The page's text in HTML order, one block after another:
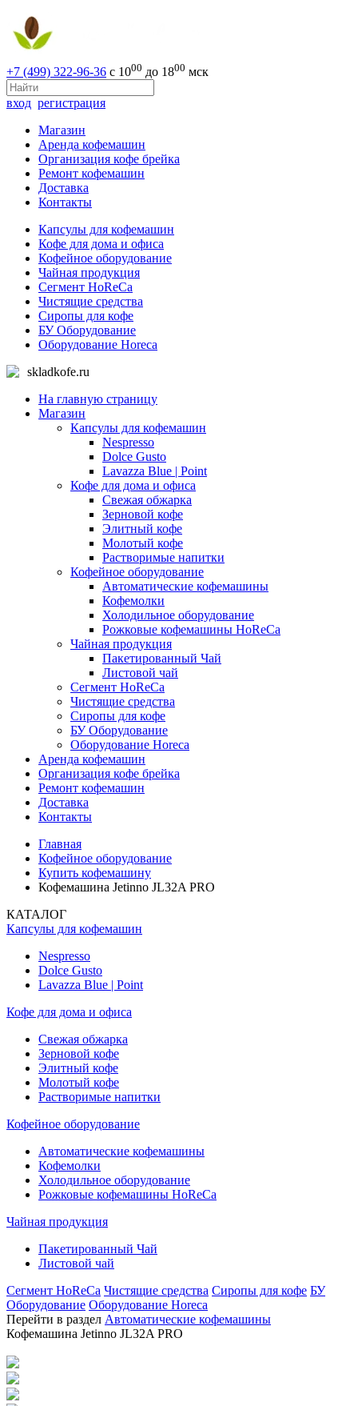
+7 (499) 322-96-36 с 1000 до 1800 мск
вход регистрация
Магазин
Аренда кофемашин
Организация кофе брейка
Ремонт кофемашин
Доставка
Контакты
Капсулы для кофемашин
Кофе для дома и офиса
Кофейное оборудование
Чайная продукция
Сегмент HoReCa
Чистящие средства
Сиропы для кофе
БУ Оборудование
Оборудование Horeca
skladkofe.ru
На главную страницу
Магазин
Капсулы для кофемашин
Nespresso
Dolce Gusto
Lavazza Blue | Point
Кофе для дома и офиса
Свежая обжарка
Зерновой кофе
Элитный кофе
Молотый кофе
Растворимые напитки
Кофейное оборудование
Автоматические кофемашины
Кофемолки
Холодильное оборудование
Рожковые кофемашины HoReCa
Чайная продукция
Пакетированный Чай
Листовой чай
Сегмент HoReCa
Чистящие средства
Сиропы для кофе
БУ Оборудование
Оборудование Horeca
Аренда кофемашин
Организация кофе брейка
Ремонт кофемашин
Доставка
Контакты
Главная
Кофейное оборудование
Купить кофемашину
Кофемашина Jetinno JL32A PRO
КАТАЛОГ
Капсулы для кофемашин
Nespresso
Dolce Gusto
Lavazza Blue | Point
Кофе для дома и офиса
Свежая обжарка
Зерновой кофе
Элитный кофе
Молотый кофе
Растворимые напитки
Кофейное оборудование
Автоматические кофемашины
Кофемолки
Холодильное оборудование
Рожковые кофемашины HoReCa
Чайная продукция
Пакетированный Чай
Листовой чай
Сегмент HoReCa Чистящие средства Сиропы для кофе БУ
Оборудование Оборудование Horeca
Перейти в раздел Автоматические кофемашины
Кофемашина Jetinno JL32A PRO